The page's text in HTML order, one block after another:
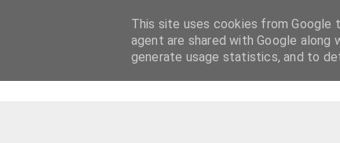
This site uses cookies from Google
agent are shared with Google
generate usage statistics, and to